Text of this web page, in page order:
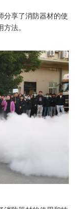
分享了消防器材的使
法。